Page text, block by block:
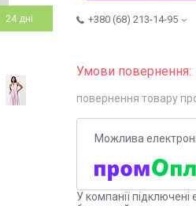
24 дні +380 (68) 213-14-95
повернення товару
У компанії